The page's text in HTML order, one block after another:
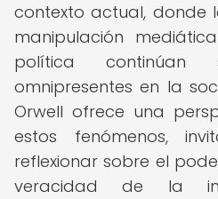
contexto actual, donde
manipulación
política continúan
omnipresentes en la
Orwell ofrece una
estos fenómenos,
reflexionar sobre el
veracidad de la